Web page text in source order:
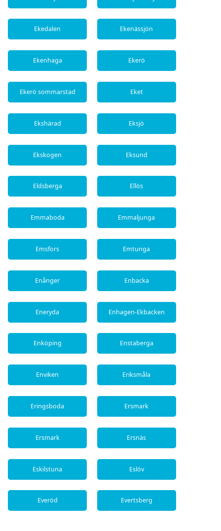
Ekedalen Ekenässjön
Ekenhaga Ekerö
Ekerö sommarstad Eket
Ekshärad Eksjö
Ekskogen Eksund
Eldsberga Ellös
Emmaboda Emmaljunga
Emsfors Emtunga
Enånger Enbacka
Eneryda Enhagen-Ekbacken
Enköping Enstaberga
Enviken Eriksmåla
Eringsboda Ersmark
Ersmark Ersnäs
Eskilstuna Eslöv
Everöd Evertsberg